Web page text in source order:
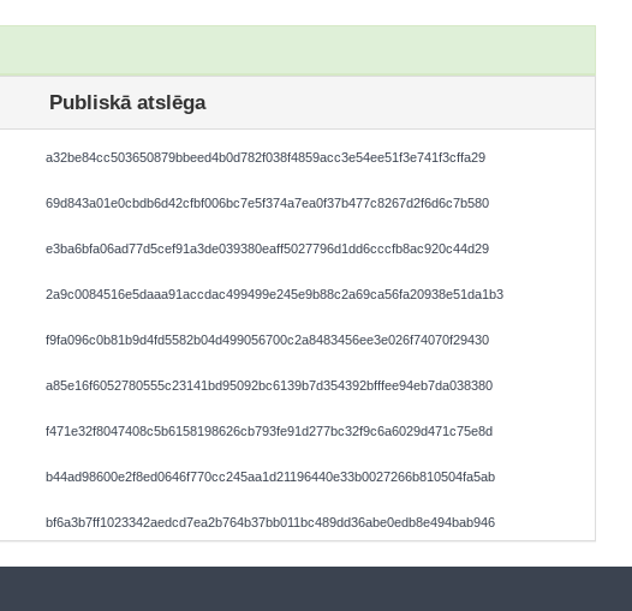
Publiskā atslēga
a32be84cc503650879bbeed4b0d782f038f4859acc3e54ee51f3e741f3cffa29
69d843a01e0cbdb6d42cfbf006bc7e5f374a7ea0f37b477c8267d2f6d6c7b580
e3ba6bfa06ad77d5cef91a3de039380eaff5027796d1dd6cccfb8ac920c44d29
2a9c0084516e5daaa91accdac499499e245e9b88c2a69ca56fa20938e51da1b3
f9fa096c0b81b9d4fd5582b04d499056700c2a8483456ee3e026f74070f29430
a85e16f6052780555c23141bd95092bc6139b7d354392bfffee94eb7da038380
f471e32f8047408c5b6158198626cb793fe91d277bc32f9c6a6029d471c75e8d
b44ad98600e2f8ed0646f770cc245aa1d21196440e33b0027266b810504fa5ab
bf6a3b7ff1023342aedcd7ea2b764b37bb011bc489dd36abe0edb8e494bab946